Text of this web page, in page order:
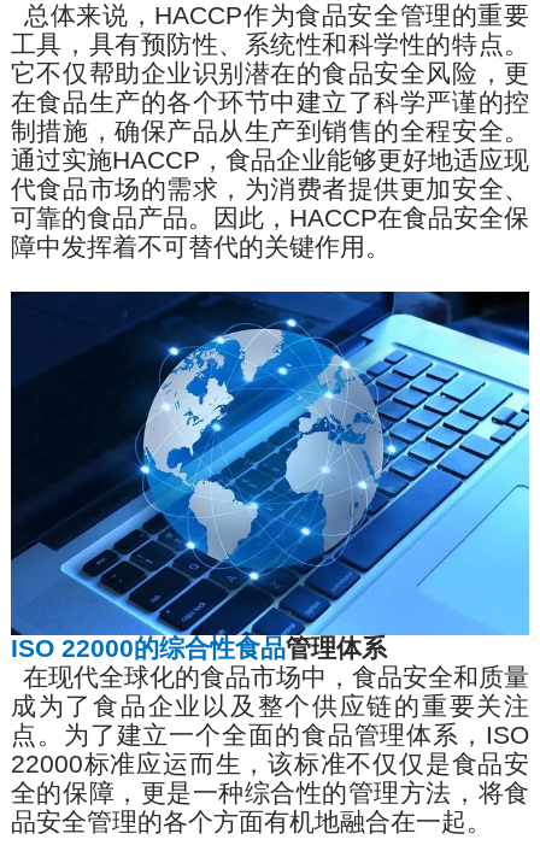
总体来说， HACCP作为食品安全管理的重要
工具，具有预防性、系统性和科学性的特点。
它不仅帮助企业识别潜在的食品安全风险，更
在食品生产的各个环节中建立了科学严谨的控
制措施，确保产品从生产到销售的全程安全。
通过实施HACCP ，食品企业能够更好地适应现
代食品市场的需求，为消费者提供更加安全、
可靠的食品产品。因此， HACCP在食品安全保
障中发挥着不可替代的关键作用。
ISO 22000的综合性食品管理体系
在现代全球化的食品市场中，食品安全和质量
成为了食品企业以及整个供应链的重要关注
点。为了建立一个全面的食品管理体系， ISO
22000标准应运而生，该标准不仅仅是食品安
全的保障，更是一种综合性的管理方法，将食
品安全管理的各个方面有机地融合在一起。